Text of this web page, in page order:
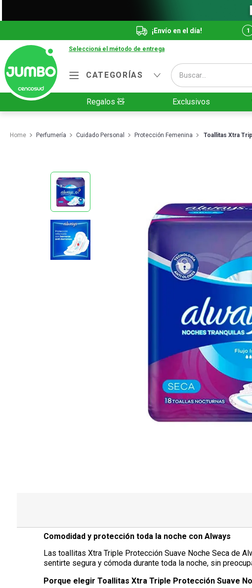
¡Envío en el día!
Seleccioná el método de entrega
CATEGORÍAS
Buscar...
Regalos 🧸 Exclusivos
Perfumería Cuidado Personal Protección Femenina Toallitas Xtra
Comodidad y protección toda la noche con Always
Las toallitas Xtra Triple Protección Suave Noche Seca de
sentirte segura y cómoda durante toda la noche, sin
Porque elegir Toallitas Xtra Triple Protección Suave
Términos más buscados
2.
Cafe
Galletitas
Yerba
Fideos
Juguetes
Carne